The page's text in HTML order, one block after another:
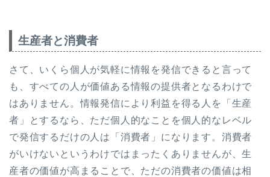
生産者と消費者
さて、いくら個人が気軽に情報を発信できると言って
も、すべての人が価値ある情報の提供者となるわけで
はありません。情報発信により利益を得る人を「生産
者」とするなら、ただ個人的なことを個人的なレベル
で発信するだけの人は「消費者」になります。消費者
がいけないというわけではまったくありませんが、生
産者の価値が高まることで、ただの消費者の価値は相